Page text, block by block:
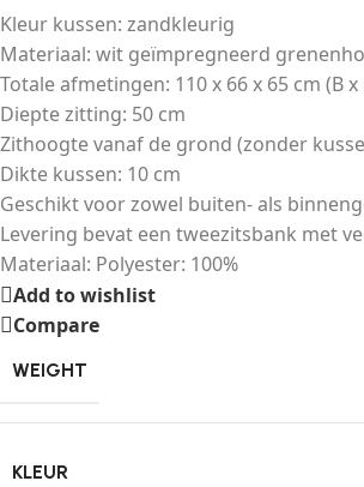
Kleur kussen: zandkleurig
Materiaal: wit geïmpregneerd
Totale afmetingen: 110 x 66 x 65 cm (B x
Diepte zitting: 50 cm
Zithoogte vanaf de grond (zonder
Dikte kussen: 10 cm
Geschikt voor zowel buiten- als
Levering bevat een tweezitsbank met
Materiaal: Polyester: 100%
Add to wishlist
Compare
WEIGHT
KLEUR